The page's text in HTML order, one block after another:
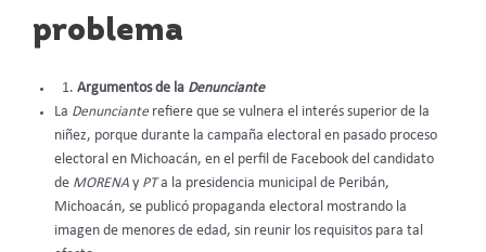
problema
Argumentos de la Denunciante
La Denunciante refiere que se vulnera el interés superior de la
niñez, porque durante la campaña electoral en pasado proceso
electoral en Michoacán, en el perfil de Facebook del candidato
de MORENA y PTa la presidencia municipal de Peribán,
Michoacán, se publicó propaganda electoral mostrando la
imagen de menores de edad, sin reunir los requisitos para tal